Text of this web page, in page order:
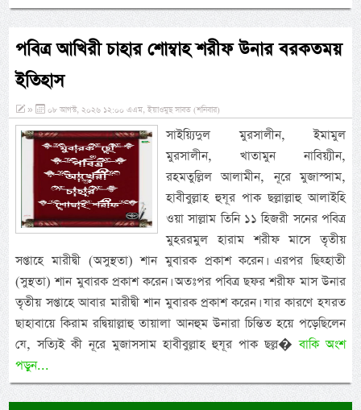
পবিত্র আখিরী চাহার শোম্বাহ শরীফ উনার বরকতময়
ইতিহাস
» ০৮ আগস্ট, ২০২৬ ১২:০০ এএম, ইয়াওমুছ সাবত (শনিবার)
সাইয়্যিদুল মুরসালীন, ইমামুল
মুরসালীন, খাতামুন নাবিয়্যীন,
রহমতুল্লিল আলামীন, নূরে মুজাস্সাম,
হাবীবুল্লাহ হুযূর পাক ছল্লাল্লাহু আলাইহি
ওয়া সাল্লাম তিনি ১১ হিজরী সনের পবিত্র
মুহররমুল হারাম শরীফ মাসে তৃতীয়
সপ্তাহে মারীদ্বী (অসুস্থতা) শান মুবারক প্রকাশ করেন। এরপর ছিহ্হাতী
(সুস্থতা) শান মুবারক প্রকাশ করেন। অতঃপর পবিত্র ছফর শরীফ মাস উনার
তৃতীয় সপ্তাহে আবার মারীদ্বী শান মুবারক প্রকাশ করেন। যার কারণে হযরত
ছাহাবায়ে কিরাম রদ্বিয়াল্লাহু তায়ালা আনহুম উনারা চিন্তিত হয়ে পড়েছিলেন
যে, সত্যিই কী নূরে মুজাসসাম হাবীবুল্লাহ হুযূর পাক ছল্ল�বাকি অংশ
পড়ুন...